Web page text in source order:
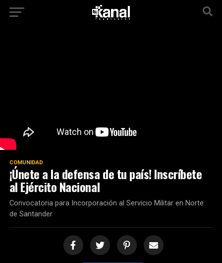
COMUNIDAD
¡Únete a la defensa de tu país! Inscríbete
al Ejército Nacional
Convocatoria para Incorporación al Servicio Militar en Norte
de Santander